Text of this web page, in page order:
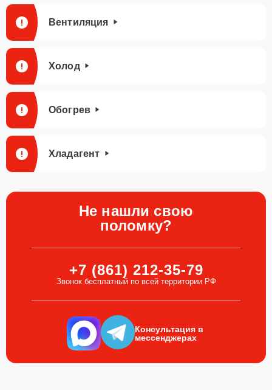
Вентиляция
Холод
Обогрев
Хладагент
Не нашли свою
поломку?
+7 (861) 212-35-79
Звонок бесплатный по всей территории РФ
Консультация в
мессенджерах